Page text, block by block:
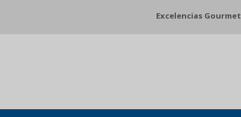
Excelencias Gourmet